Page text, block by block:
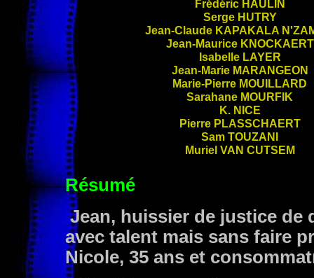
Frédéric HAULIN
Serge HUTRY
Jean-Claude KAPAKALA
Jean-Maurice KNOCKAERT
Isabelle LAYER
Jean-Marie MARANGEON
Marie-Pierre MOUILLARD
Sarahane MOURFIK
K. NICE
Pierre PLASSCHAERT
Sam TOUZANI
Muriel VAN CUTSEM
Résumé
Jean, huissier de justice de
avec talent mais sans faire
Nicole, 35 ans et